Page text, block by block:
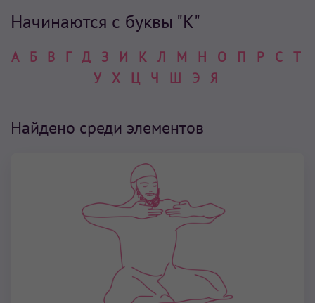
Начинаются с буквы "К"
А Б В Г Д З И К Л М Н О П Р С Т
У Х Ц Ч Ш Э Я
Найдено среди элементов